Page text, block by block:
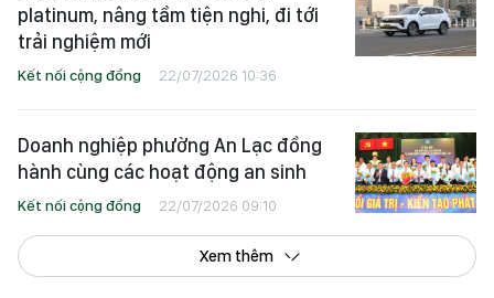
Kết nối cộng đồng 23/07/2026 11:30
Ford Việt Nam ra mắt territory
trải nghiệm mới
Kết nối cộng đồng 22/07/2026 10:36
Doanh nghiệp phường An Lạc đồng
hành cùng các hoạt động an sinh